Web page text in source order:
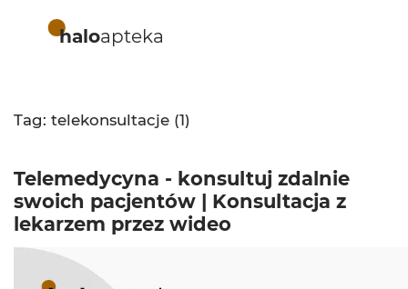
haloapteka
Tag: telekonsultacje (1)
Telemedycyna - konsultuj zdalnie
swoich pacjentów | Konsultacja z
lekarzem przez wideo